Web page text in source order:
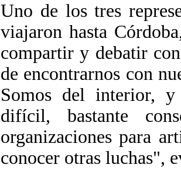
Uno de los tres
viajaron hasta
compartir y debatir
de encontrarnos con
Somos del interior,
difícil, bastante
organizaciones para
conocer otras luchas",